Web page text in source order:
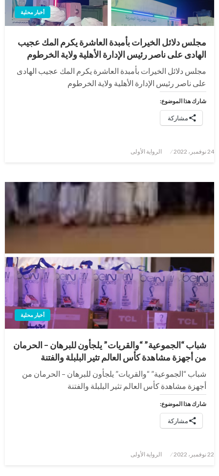
أخبار محلية
مجلس دلائل الخيرات بأمبدة العاشرة يكرم المك عجيب
الهادى على ناصر رئيس الإدارة الأهلية ولاية الخرطوم
مجلس دلائل الخيرات بأمبدة العاشرة يكرم المك عجيب الهادى
على ناصر رئيس الإدارة الأهلية ولاية الخرطوم
شارك هذا الموضوع:
مشاركة
نُشر
24 نوفمبر، 2022 الرواية الأولى
أخبار محلية
شباب “الجموعية” “والقريات” يلجأون للبرهان – الحرمان
من أجهزة مشاهدة كأس العالم تثير البلبلة والفتنة
شباب “الجموعية” “والقريات” يلجأون للبرهان – الحرمان من
أجهزة مشاهدة كأس العالم تثير البلبلة والفتنة
شارك هذا الموضوع:
مشاركة
نُشر
22 نوفمبر، 2022 الرواية الأولى